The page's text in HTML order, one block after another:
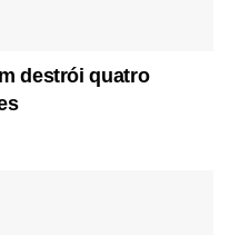
destrói quatro